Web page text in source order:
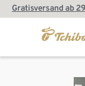
Gratisversand ab